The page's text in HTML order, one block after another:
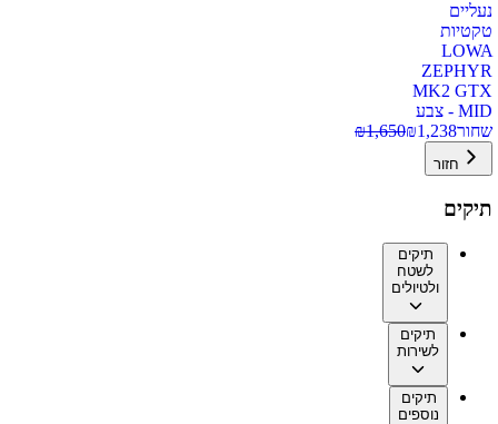
נעליים
טקטיות
LOWA
ZEPHYR
MK2 GTX
MID - צבע
שחור
₪1,238
₪1,650
חזור
תיקים
תיקים
לשטח
ולטיולים
תיקים
לשירות
תיקים
נוספים